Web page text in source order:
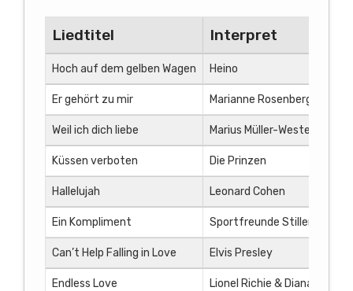
Liedtitel Interpret
Hoch auf dem gelben Wagen Heino
Er gehört zu mir Marianne Rosenberg
Weil ich dich liebe Marius Müller-Westernhagen
Küssen verboten Die Prinzen
Hallelujah Leonard Cohen
Ein Kompliment Sportfreunde Stiller
Can’t Help Falling in Love Elvis Presley
Endless Love Lionel Richie & Diana Ross